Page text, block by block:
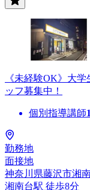
《未経験OK》大
ッフ募集中！
個別指導講師
勤務地
面接地
神奈川県藤沢市湘
湘南台駅 徒歩8分